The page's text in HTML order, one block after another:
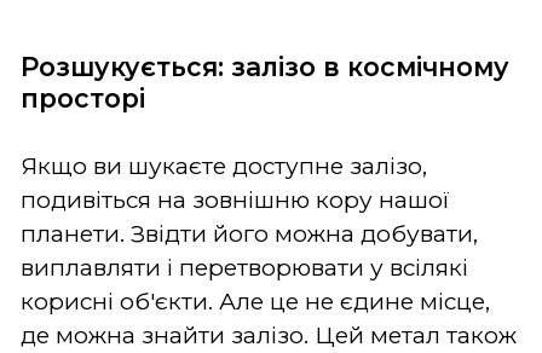
Розшукується: залізо в космічному
просторі
Якщо ви шукаєте доступне залізо,
подивіться на зовнішню кору нашої
планети. Звідти його можна добувати,
виплавляти і перетворювати у всілякі
корисні об'єкти. Але це не єдине місце,
де можна знайти залізо. Цей метал також